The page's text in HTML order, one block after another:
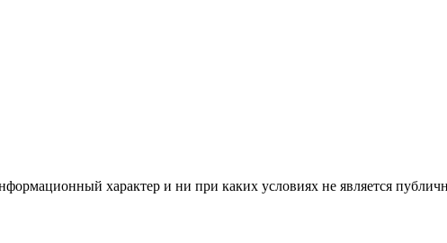
характер и ни при каких условиях не является